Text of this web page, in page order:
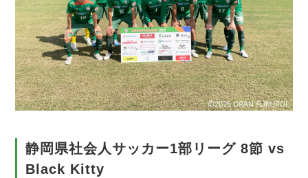
静岡県社会人サッカー1部リーグ 8節 vs
Black Kitty